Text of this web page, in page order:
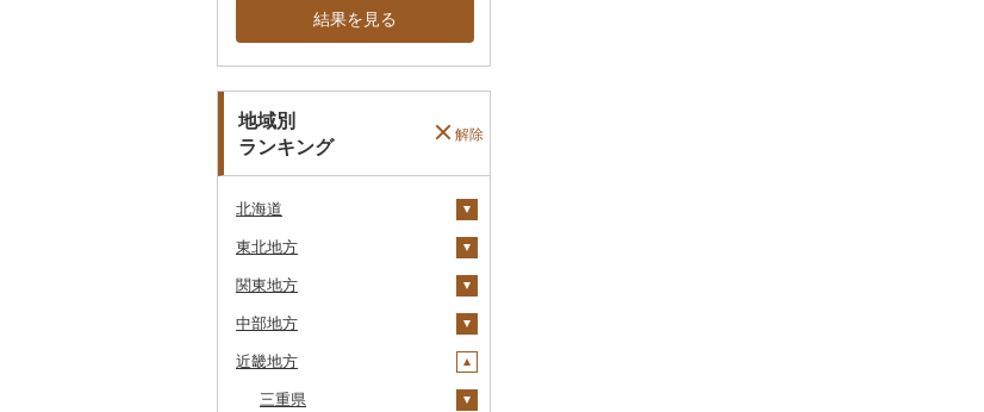
結果を見る
地域別
ランキング
解除
北海道
安平町
八雲町
鹿部町
江差町
白老町
東北地方
青森県
十和田市
大鰐町
南部町
岩手県
宮古市
軽米町
宮城県
柴田町
秋田県
関東地方
茨城県
土浦市
取手市
栃木県
那須塩原市
群馬県
中部地方
新潟県
十日町市
富山県
近畿地方
三重県